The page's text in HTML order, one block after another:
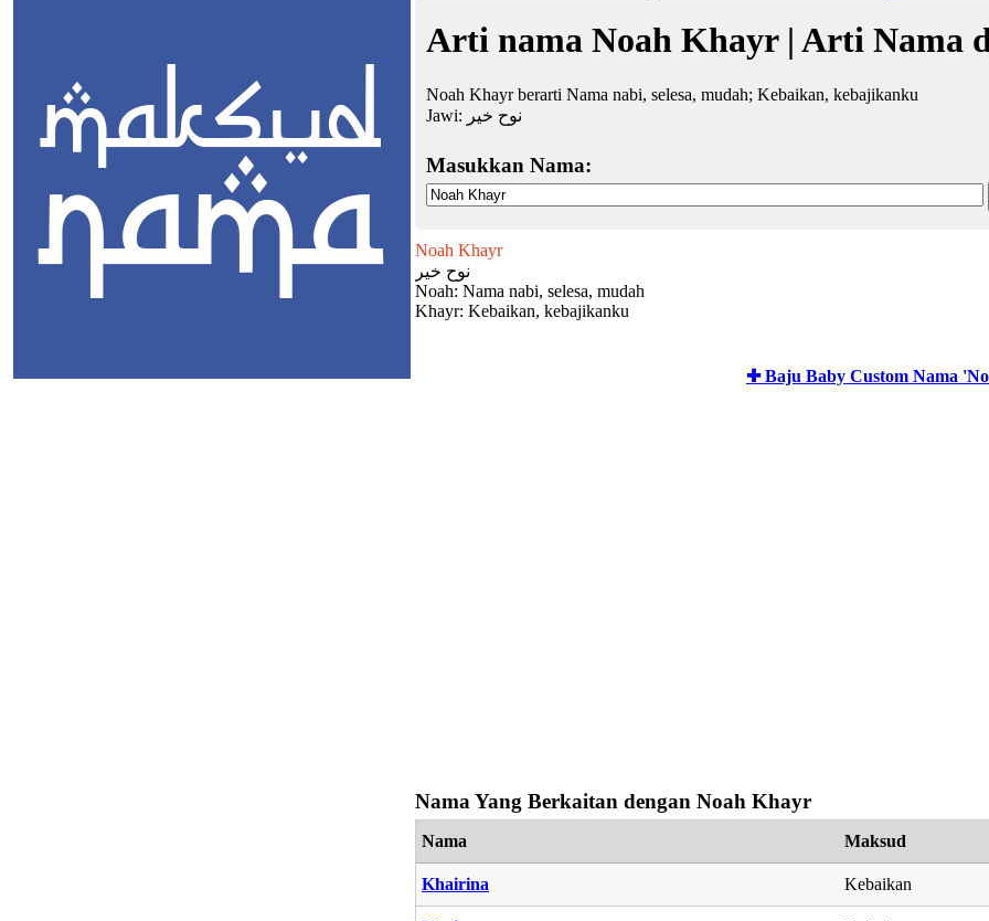
Arti nama Noah Khayr | Arti Nama
Noah Khayr berarti Nama nabi, selesa, mudah; Kebaikan, kebajikanku
Jawi: نوح خير
Masukkan Nama:
Noah Khayr
نوح خير
Noah: Nama nabi, selesa, mudah
Khayr: Kebaikan, kebajikanku
✚ Baju Baby Custom Nama
Nama Yang Berkaitan dengan Noah Khayr
Nama Maksud
Khairina Kebaikan